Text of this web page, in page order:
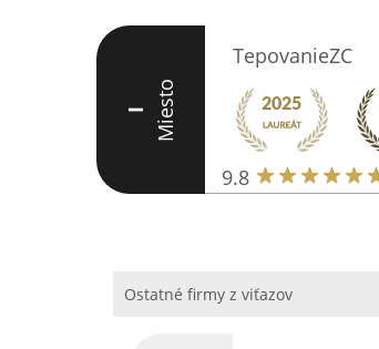
I Miesto
TepovanieZC
9.8
Ostatné firmy z viťazov